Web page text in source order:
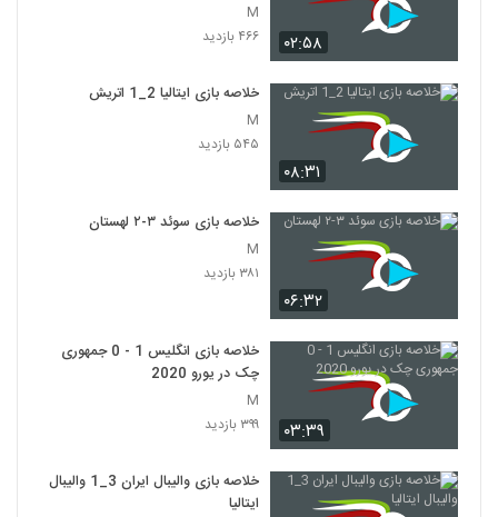
۰۲:۵۸
M
۴۶۶ بازدید
۰۸:۳۱
خلاصه بازی ایتالیا 2_1 اتريش
M
۵۴۵ بازدید
۰۶:۳۲
خلاصه بازی سوئد ۳-۲ لهستان
M
۳۸۱ بازدید
۰۳:۳۹
خلاصه بازی انگلیس 1 - 0 جمهوری
چک در یورو 2020
M
۳۹۹ بازدید
خلاصه بازی والیبال ایران 3_1 والیبال
ایتالیا